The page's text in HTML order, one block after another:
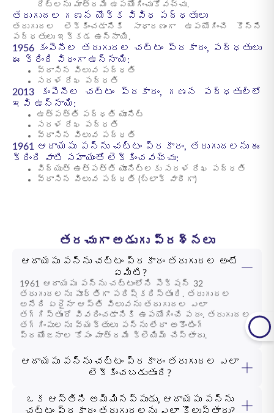
రేట్లను మాత్రమే ఉపయోగించుకోవచ్చు.
తరుగుదల గణన యొక్క వివిధ పద్ధతులు
తరుగుదల లెక్కించడానికి సాధారణంగా ఉపయోగించే కొన్ని
పద్ధతులు ఇక్కడ ఉన్నాయి.
1956 కంపెనీల తరుగుదల చట్టం ప్రకారం, పద్ధతులు
ఈ క్రింది విధంగా ఉన్నాయి:
వ్రాసిన విలువ పద్ధతి
సరళ రేఖ పద్ధతి
2013 కంపెనీల చట్టం ప్రకారం, గణన పద్ధతుల్లో
ఇవి ఉన్నాయి:
ఉత్పత్తి పద్ధతి యూనిట్
సరళ రేఖ పద్ధతి
వ్రాసిన విలువ పద్ధతి
1961 ఆదాయపు పన్ను చట్టం ప్రకారం, తరుగుదలను ఈ
క్రింది వాటి సహాయంతో లెక్కించవచ్చు:
విద్యుత్ ఉత్పత్తి యూనిట్లకు సరళ రేఖ పద్ధతి
వ్రాసిన విలువ పద్ధతి (బ్లాక్ వారీగా)
తరచుగా అడుగు ప్రశ్నలు
ఆదాయపు పన్ను చట్టం ప్రకారం తరుగుదల అంటే
ఏమిటి?
1961 ఆదాయపు పన్ను చట్టంలోని సెక్షన్ 32
తరుగుదలను పూర్తిగా పరిష్కరిస్తుంది. తరుగుదల
అనేది ఏదైనా ఆస్తి విలువను తరుగుదల ఎలా
తగ్గిస్తుందో వివరించడానికి ఉపయోగించే పదం. తరుగుదల
తగ్గింపులను వ్యక్తులు పన్ను లేదా అకౌంటింగ్
ప్రయోజనాల కోసం మాత్రమే క్లెయిమ్ చేస్తారు.
ఆదాయపు పన్ను చట్టం ప్రకారం తరుగుదల ఎలా
లెక్కించబడుతుంది?
ఒక ఆస్తిని అమ్మినప్పుడు, ఆదాయపు పన్ను